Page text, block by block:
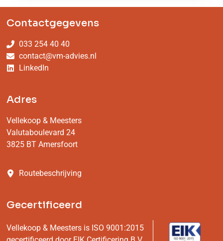
Contactgegevens
033 254 40 40
contact@vm-advies.nl
LinkedIn
Adres
Vellekoop & Meesters
Valutaboulevard 24
3825 BT Amersfoort
Routebeschrijving
Gecertificeerd
Vellekoop & Meesters is ISO 9001:2015